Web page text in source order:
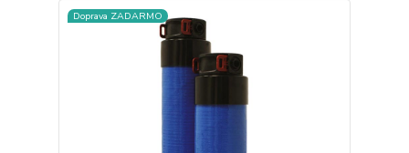
Doprava ZADARMO